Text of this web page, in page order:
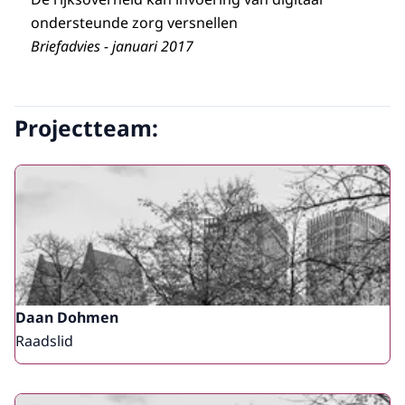
raadplegingen van de RVS tijdens de
coronacrisis
interviews ervaringen en reflecties opgehaald
zijn, als onderzoeker, in de praktijk van zorg of
ondersteunde zorg versnellen
Briefadvies - januari 2017
Projectteam:
Daan Dohmen
Raadslid